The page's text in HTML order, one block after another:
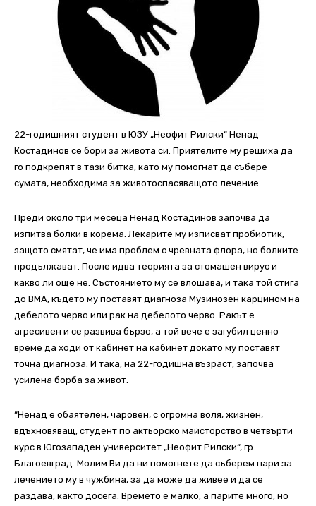
22-годишният студент в ЮЗУ „Неофит Рилски“ Ненад
Костадинов се бори за живота си. Приятелите му решиха да
го подкрепят в тази битка, като му помогнат да събере
сумата, необходима за животоспасяващото лечение.
Преди около три месеца Ненад Костадинов започва да
изпитва болки в корема. Лекарите му изписват пробиотик,
защото смятат, че има проблем с чревната флора, но болките
продължават. После идва теорията за стомашен вирус и
какво ли още не. Състоянието му се влошава, и така той стига
до ВМА, където му поставят диагноза Музинозен карцином на
дебелото черво или рак на дебелото черво. Ракът е
агресивен и се развива бързо, а той вече е загубил ценно
време да ходи от кабинет на кабинет докато му поставят
точна диагноза. И така, на 22-годишна възраст, започва
усилена борба за живот.
“Ненад e обаятелен, чаровен, с огромна воля, жизнен,
вдъхновяващ, студент по актьорско майсторство в четвърти
курс в Югозападен университет „Неофит Рилски“, гр.
Благоевград. Молим Ви да ни помогнете да съберем пари за
лечението му в чужбина, за да може да живее и да се
раздава, както досега. Времето е малко, а парите много, но